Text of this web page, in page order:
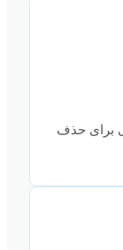
برای حذف